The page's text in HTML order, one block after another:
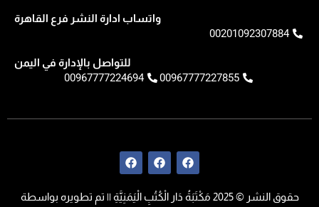
واتساب ادارة النشر فرع القاهرة
00201092307884
للتواصل بالإدارة في اليمن
00967777227855
00967777224694
F
a
e
b
F
a
e
b
F
a
e
b
حقوق النشر © 2025 مَكْتَبَةُ دَار الْكُتُبِ الْيَمَنِيَّةِ || تم تطويره بواسطة